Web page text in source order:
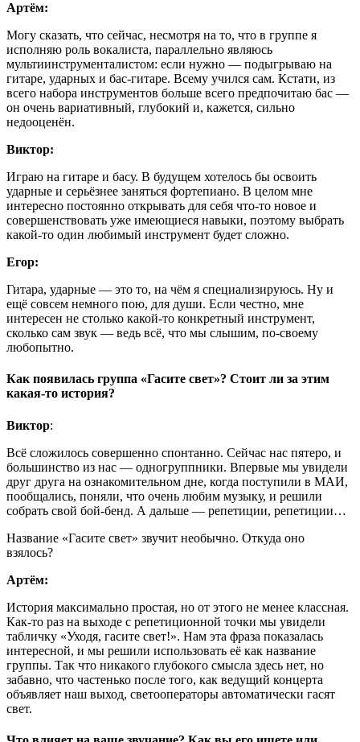
Артём:
Могу сказать, что сейчас, несмотря на то, что в группе я
исполняю роль вокалиста, параллельно являюсь
мультиинструменталистом: если нужно — подыгрываю на
гитаре, ударных и бас-гитаре. Всему учился сам. Кстати, из
всего набора инструментов больше всего предпочитаю бас —
он очень вариативный, глубокий и, кажется, сильно
недооценён.
Виктор:
Играю на гитаре и басу. В будущем хотелось бы освоить
ударные и серьёзнее заняться фортепиано. В целом мне
интересно постоянно открывать для себя что-то новое и
совершенствовать уже имеющиеся навыки, поэтому выбрать
какой-то один любимый инструмент будет сложно.
Егор:
Гитара, ударные — это то, на чём я специализируюсь. Ну и
ещё совсем немного пою, для души. Если честно, мне
интересен не столько какой-то конкретный инструмент,
сколько сам звук — ведь всё, что мы слышим, по-своему
любопытно.
Как появилась группа «Гасите свет»? Стоит ли за этим
какая-то история?
Виктор:
Всё сложилось совершенно спонтанно. Сейчас нас пятеро, и
большинство из нас — одногруппники. Впервые мы увидели
друг друга на ознакомительном дне, когда поступили в МАИ,
пообщались, поняли, что очень любим музыку, и решили
собрать свой бой-бенд. А дальше — репетиции, репетиции…
Название «Гасите свет» звучит необычно. Откуда оно
взялось?
Артём:
История максимально простая, но от этого не менее классная.
Как-то раз на выходе с репетиционной точки мы увидели
табличку «Уходя, гасите свет!». Нам эта фраза показалась
интересной, и мы решили использовать её как название
группы. Так что никакого глубокого смысла здесь нет, но
забавно, что частенько после того, как ведущий концерта
объявляет наш выход, светооператоры автоматически гасят
свет.